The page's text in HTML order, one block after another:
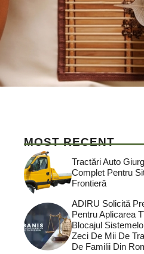
MOST RECENT
Tractări Auto
Complet Pentru
Frontieră
ADIRU Solicită
Pentru Aplicarea
Blocajul
Zeci De Mii De
De Familii Din